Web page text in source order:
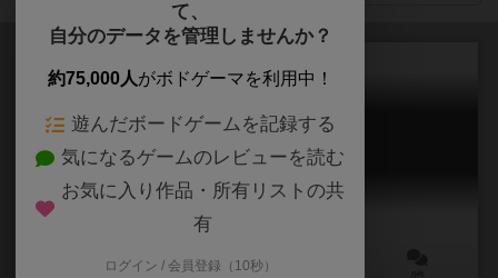
忍術対戦「タクティクス忍者」
TACTICS NINJA
20～40分
て、
自分のデータを管理しませんか？
約75,000人がボドゲーマを利用中！
遊んだボードゲームを記録する
気になるゲームのレビューを読む
お気に入り作品・所有リストの共
有
ログイン / 会員登録（10秒）